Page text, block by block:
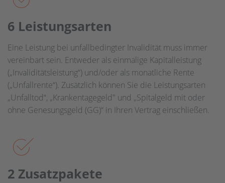
6 Leistungs­arten
Eine Leistung bei unfallbedingter Invalidität muss immer
vereinbart sein. Entweder als einmalige Kapitalleistung
(„Invaliditätsleistung“) und/oder als monatliche Rente
(„Unfallrente“). Zusätzlich können Sie die Leistungsarten
„Unfalltod“, „Krankentagegeld" und „Spitalgeld mit oder
ohne Genesungsgeld (GG)“ in Ihren Vertrag einschließen.
2 Zusatz­pakete